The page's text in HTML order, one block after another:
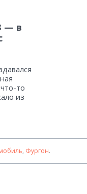
— в
то
из
, Фургон.